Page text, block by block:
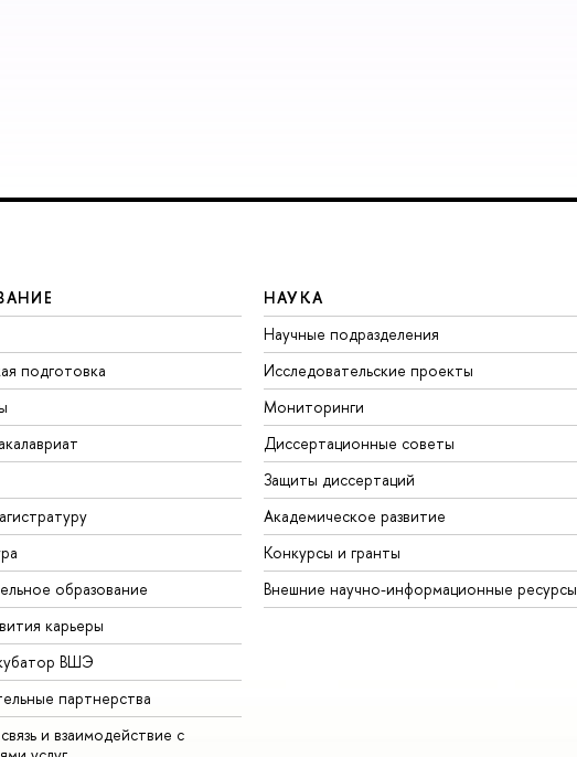
подготовка
образование
карьеры
ВШЭ
партнерства
и взаимодействие с
НАУКА
Научные подразделения
Исследовательские проекты
Мониторинги
Диссертационные советы
Защиты диссертаций
Академическое развитие
Конкурсы и гранты
Внешние научно-информационные ресурсы